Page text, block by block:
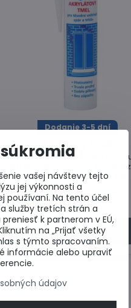
Dodanie 3-5 dní
Akrylový tmel
Špárovací tmel na finálnu
medzi sadrokartónovou a
konštrukciou. Cena za kus.
Skladom u dodávateľa
3,73 €
Do košíka
vašej návštevy tejto
jej výkonnosti a
používaní. Na tento účel
služby tretích strán a
k partnerom v EÚ,
na „Prijať všetky
s týmto spracovaním.
informácie alebo upraviť
údajov